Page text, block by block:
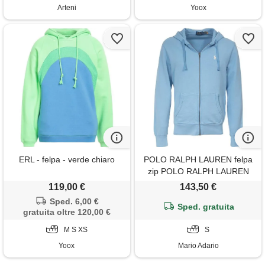
Arteni Yoox
ERL - felpa - verde chiaro
119,00 €
Sped. 6,00 €
gratuita oltre 120,00 €
M S XS
Yoox
POLO RALPH LAUREN felpa
zip POLO RALPH LAUREN
014 blu uomo
143,50 €
Sped. gratuita
S
Mario Adario